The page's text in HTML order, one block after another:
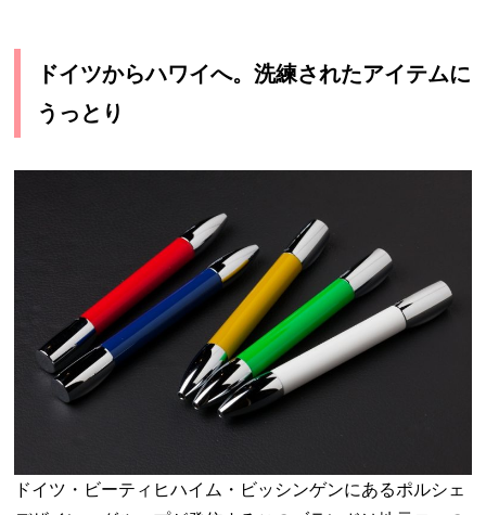
ドイツからハワイへ。洗練されたアイテムに
うっとり
ドイツ・ビーティヒハイム・ビッシンゲンにあるポルシェ